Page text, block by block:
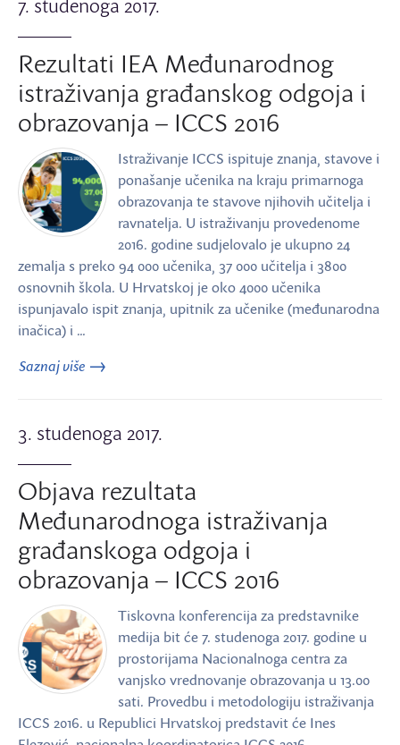
Rezultati IEA Međunarodnog
istraživanja građanskog odgoja i
obrazovanja – ICCS 2016
Istraživanje ICCS ispituje znanja, stavove i
ponašanje učenika na kraju primarnoga
obrazovanja te stavove njihovih učitelja i
ravnatelja. U istraživanju provedenome
2016. godine sudjelovalo je ukupno 24
zemalja s preko 94 000 učenika, 37 000 učitelja i 3800
osnovnih škola. U Hrvatskoj je oko 4000 učenika
ispunjavalo ispit znanja, upitnik za učenike (međunarodna
inačica) i …
Saznaj više
3. studenoga 2017.
Objava rezultata
Međunarodnoga istraživanja
građanskoga odgoja i
obrazovanja – ICCS 2016
Tiskovna konferencija za predstavnike
medija bit će 7. studenoga 2017. godine u
prostorijama Nacionalnoga centra za
vanjsko vrednovanje obrazovanja u 13.00
sati. Provedbu i metodologiju istraživanja
ICCS 2016. u Republici Hrvatskoj predstavit će Ines